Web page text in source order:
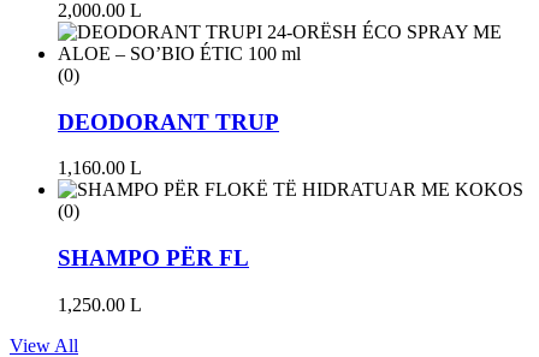
2,000.00 L
(0)
DEODORANT TRUP
1,160.00 L
(0)
SHAMPO PËR FL
1,250.00 L
View All